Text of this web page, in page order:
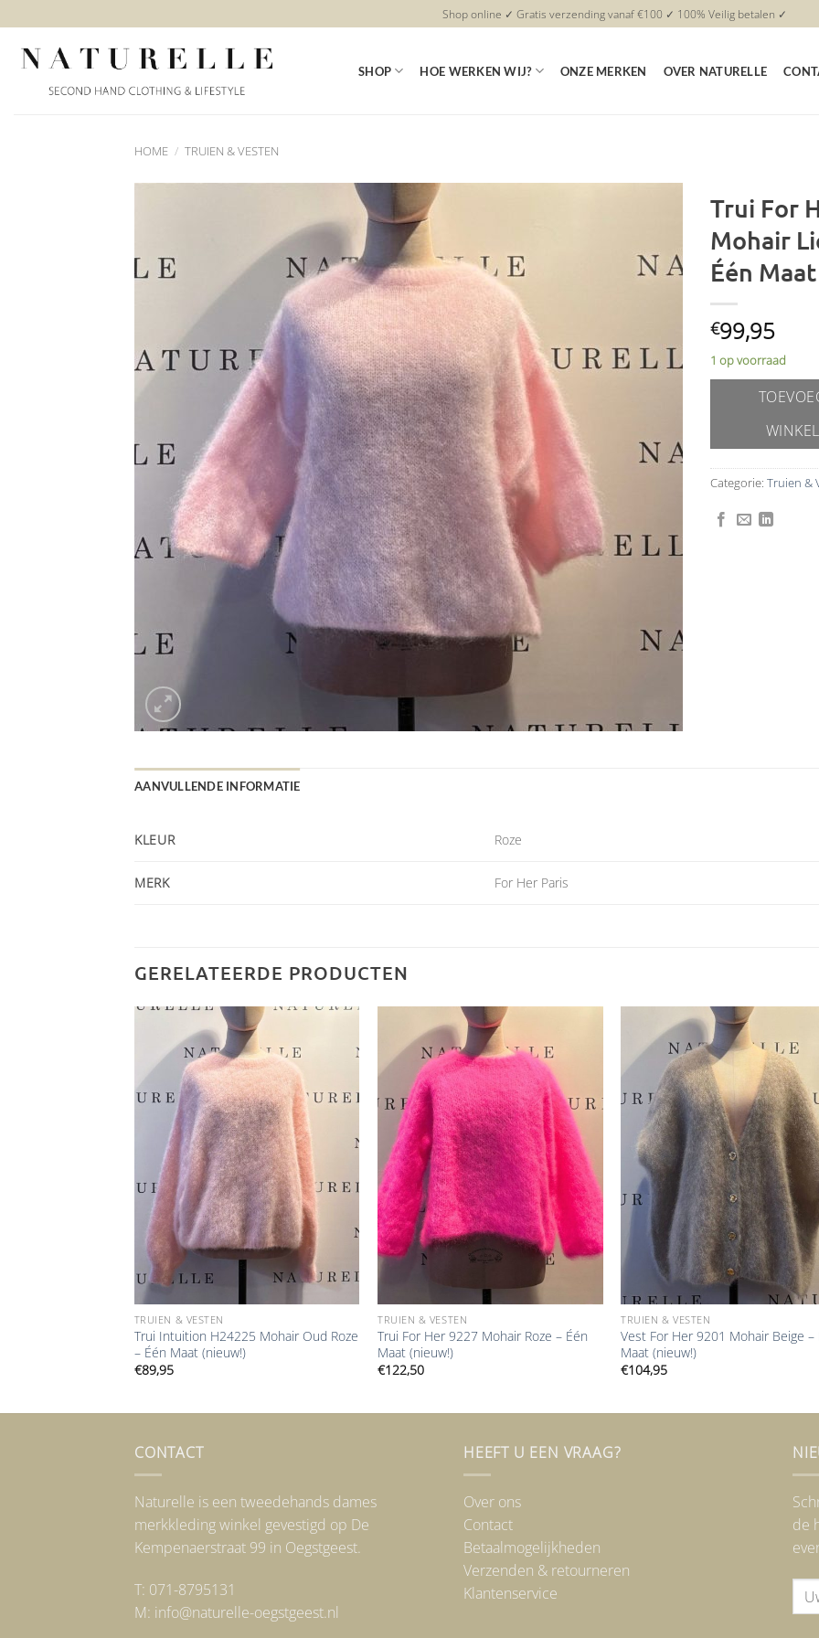
naar
inhoud
Shop online ✓ Gratis verzending vanaf €100 ✓ 100% Veilig betalen ✓
SHOP HOE WERKEN WIJ? ONZE MERKEN OVER NATURELLE
HOME / TRUIEN & VESTEN
aan
verlanglijst
Trui For
Mohair
Één
€99,95
1 op voorraad
Categorie: Truien &
AANVULLENDE INFORMATIE
KLEUR Roze
MERK For Her Paris
GERELATEERDE PRODUCTEN
Toevoegen
verlanglijst
TRUIEN & VESTEN
Trui Intuition H24225 Mohair Oud Roze
– Één Maat (nieuw!)
€89,95
Toevoegen
verlanglijst
TRUIEN & VESTEN
Trui For Her 9227 Mohair Roze – Één
Maat (nieuw!)
€122,50
aan
TRUIEN & VESTEN
Vest For Her 9201 Mohair Beige –
Maat (nieuw!)
€104,95
CONTACT
Naturelle is een tweedehands dames
merkkleding winkel gevestigd op De
Kempenaerstraat 99 in Oegstgeest.
T: 071-8795131
M: info@naturelle-oegstgeest.nl
HEEFT U EEN VRAAG?
Over ons
Contact
Betaalmogelijkheden
Verzenden & retourneren
Klantenservice
de